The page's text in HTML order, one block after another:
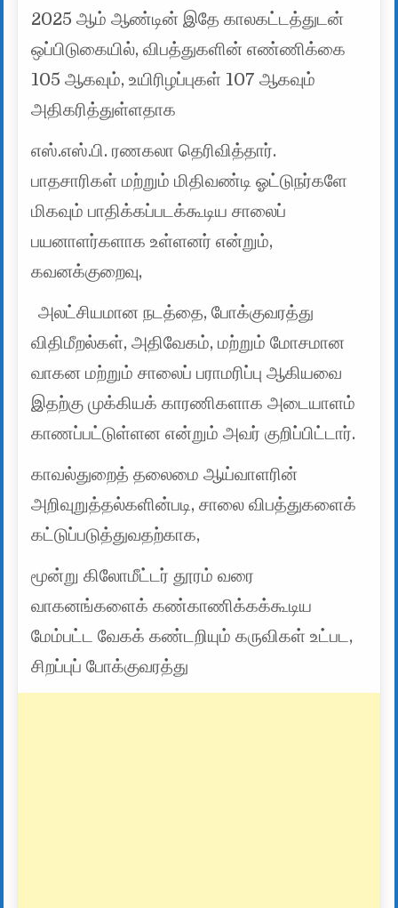
2025 ஆம் ஆண்டின் இதே காலகட்டத்துடன்
ஒப்பிடுகையில், விபத்துகளின் எண்ணிக்கை
105 ஆகவும், உயிரிழப்புகள் 107 ஆகவும்
அதிகரித்துள்ளதாக
எஸ்.எஸ்.பி. ரணகலா தெரிவித்தார்.
பாதசாரிகள் மற்றும் மிதிவண்டி ஓட்டுநர்களே
மிகவும் பாதிக்கப்படக்கூடிய சாலைப்
பயனாளர்களாக உள்ளனர் என்றும்,
கவனக்குறைவு,
அலட்சியமான நடத்தை, போக்குவரத்து
விதிமீறல்கள், அதிவேகம், மற்றும் மோசமான
வாகன மற்றும் சாலைப் பராமரிப்பு ஆகியவை
இதற்கு முக்கியக் காரணிகளாக அடையாளம்
காணப்பட்டுள்ளன என்றும் அவர் குறிப்பிட்டார்.
காவல்துறைத் தலைமை ஆய்வாளரின்
அறிவுறுத்தல்களின்படி, சாலை விபத்துகளைக்
கட்டுப்படுத்துவதற்காக,
மூன்று கிலோமீட்டர் தூரம் வரை
வாகனங்களைக் கண்காணிக்கக்கூடிய
மேம்பட்ட வேகக் கண்டறியும் கருவிகள் உட்பட,
சிறப்புப் போக்குவரத்து